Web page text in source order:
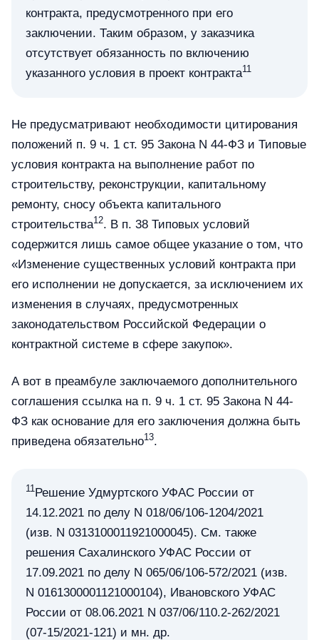
контракта, предусмотренного при его
заключении. Таким образом, у заказчика
отсутствует обязанность по включению
указанного условия в проект контракта11
Не предусматривают необходимости цитирования
положений п. 9 ч. 1 ст. 95 Закона N 44-ФЗ и Типовые
условия контракта на выполнение работ по
строительству, реконструкции, капитальному
ремонту, сносу объекта капитального
строительства12. В п. 38 Типовых условий
содержится лишь самое общее указание о том, что
«Изменение существенных условий контракта при
его исполнении не допускается, за исключением их
изменения в случаях, предусмотренных
законодательством Российской Федерации о
контрактной системе в сфере закупок».
А вот в преамбуле заключаемого дополнительного
соглашения ссылка на п. 9 ч. 1 ст. 95 Закона N 44-
ФЗ как основание для его заключения должна быть
приведена обязательно13.
11Решение Удмуртского УФАС России от
14.12.2021 по делу N 018/06/106-1204/2021
(изв. N 0313100011921000045). См. также
решения Сахалинского УФАС России от
17.09.2021 по делу N 065/06/106-572/2021 (изв.
N 0161300001121000104), Ивановского УФАС
России от 08.06.2021 N 037/06/110.2-262/2021
(07-15/2021-121) и мн. др.